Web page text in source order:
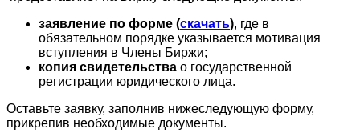
заявление по форме (скачать), где в
обязательном порядке указывается мотивация
вступления в Члены Биржи;
копия свидетельства о государственной
регистрации юридического лица.
Оставьте заявку, заполнив нижеследующую форму,
прикрепив необходимые документы.